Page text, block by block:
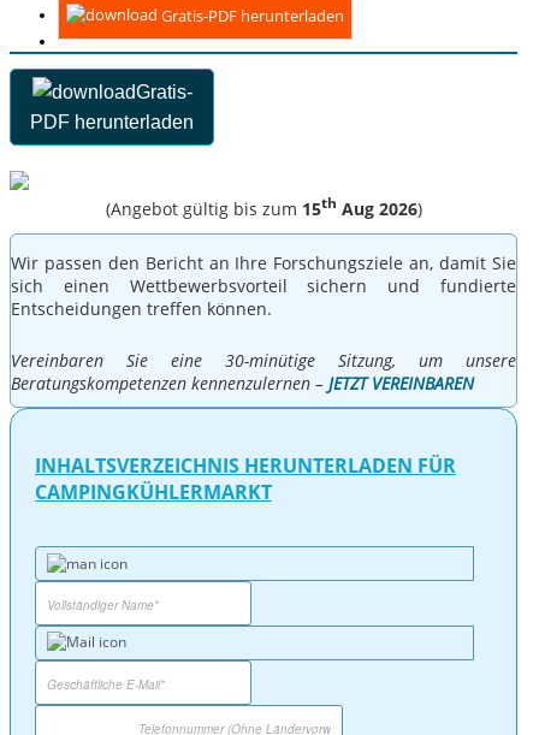
Gratis-PDF herunterladen
Gratis-
PDF herunterladen
(Angebot gültig bis zum 15th Aug 2026)
Wir passen den Bericht an Ihre Forschungsziele an, damit Sie
sich einen Wettbewerbsvorteil sichern und fundierte
Entscheidungen treffen können.
Vereinbaren Sie eine 30-minütige Sitzung, um unsere
Beratungskompetenzen kennenzulernen – JETZT VEREINBAREN
INHALTSVERZEICHNIS HERUNTERLADEN FÜR
CAMPINGKÜHLERMARKT